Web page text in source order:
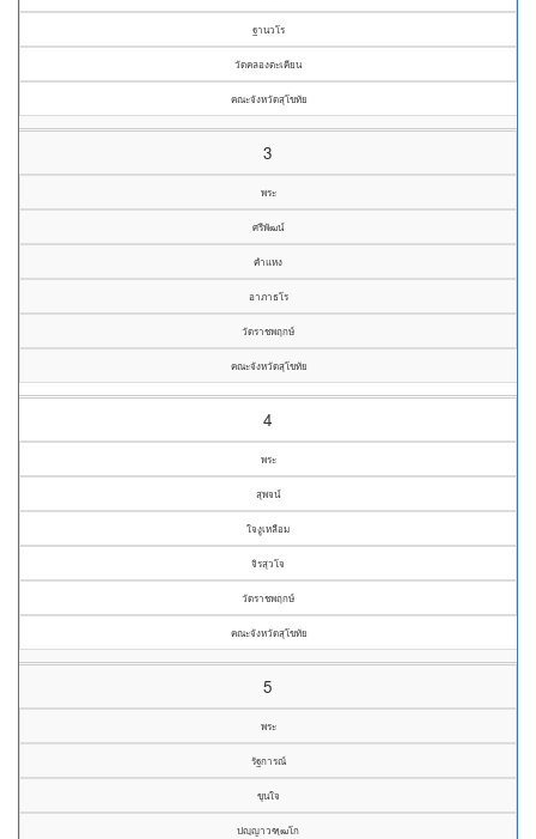
ฐานวโร
วัดคลองตะเคียน
คณะจังหวัดสุโขทัย
3
พระ
ศรีพัฒน์
คำแหง
อาภาธโร
วัดราชพฤกษ์
คณะจังหวัดสุโขทัย
4
พระ
สุพจน์
ใจงูเหลือม
จิรสุวโจ
วัดราชพฤกษ์
คณะจังหวัดสุโขทัย
5
พระ
รัฐการณ์
ขุนใจ
ปญฺญาวฑฺฒโก